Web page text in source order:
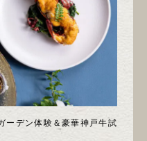
ーデン体験＆豪華神戸牛試